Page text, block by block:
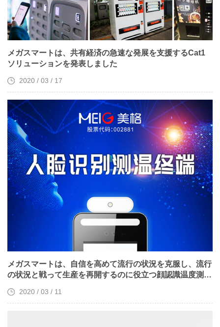
メガスマートは、共有経済の急速な発展を支援するCat1
ソリューションを発表しました
2020 / 03 / 17
メガスマートは、自信を高めて流行の状況を克服し、流行
の状況と戦って生産を再開するのに役立つ顔認識温度測定
2020 / 03 / 11